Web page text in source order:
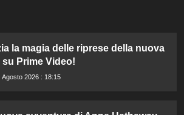
la magia delle riprese della nuova
Prime Video!
Agosto 2026 : 18:15